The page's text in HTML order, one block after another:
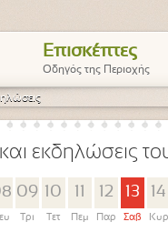
Επισκέπτες
Οδηγός της Περιοχής
και εκδηλώσεις
09
Τρι
10
Τετ Πεμ
12
Παρ
13
Σαβ
14
Κυρ